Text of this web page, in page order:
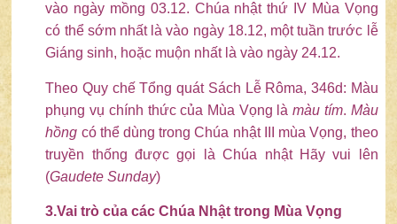
vào ngày mồng 03.12. Chúa nhật thứ IV Mùa Vọng
có thể sớm nhất là vào ngày 18.12, một tuần trước lễ
Giáng sinh, hoặc muộn nhất là vào ngày 24.12.
Theo Quy chế Tổng quát Sách Lễ Rôma, 346d: Màu
phụng vụ chính thức của Mùa Vọng làmàu tím. Màu
hồng có thể dùng trong Chúa nhật III mùa Vọng, theo
truyền thống được gọi là Chúa nhật Hãy vui lên
(Gaudete Sunday)
3.Vai trò của các Chúa Nhật trong Mùa Vọng